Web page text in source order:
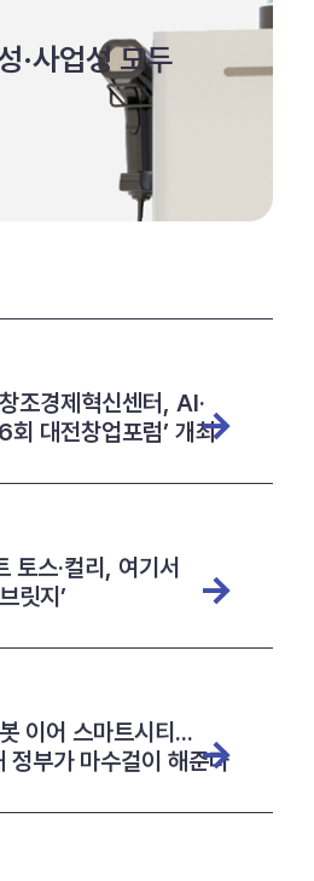
·사업성 모두
조경제혁신센터, AI·
회 대전창업포럼’ 개최
스·컬리, 여기서
릿지’
이어 스마트시티...
정부가 마수걸이 해준다